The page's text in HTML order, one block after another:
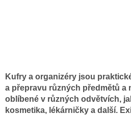
Kufry a organizéry jsou
a přepravu různých předmětů
oblíbené v různých odvětvích,
kosmetika, lékárničky a další.